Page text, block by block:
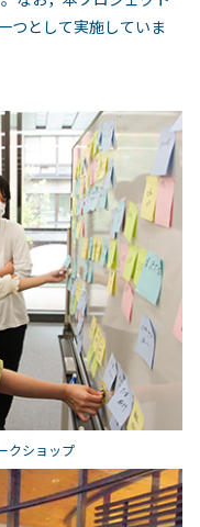
つとして実施していま
クショップ